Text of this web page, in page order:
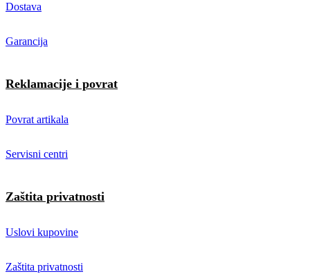
Dostava
Garancija
Reklamacije i povrat
Povrat artikala
Servisni centri
Zaštita privatnosti
Uslovi kupovine
Zaštita privatnosti